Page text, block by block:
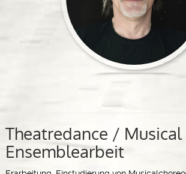
Theatredance /
Ensemblearbeit